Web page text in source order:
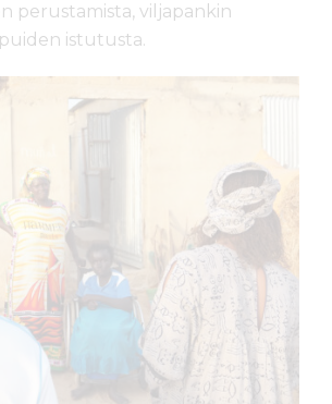
perustamista, viljapankin
istutusta.